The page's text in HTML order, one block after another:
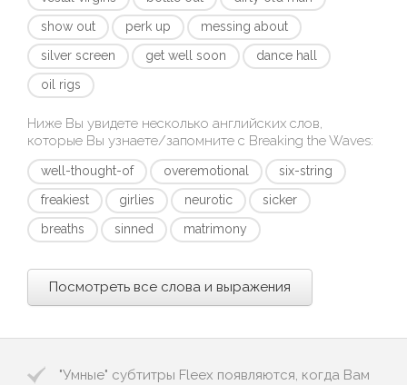
show out
perk up
messing about
silver screen
get well soon
dance hall
oil rigs
Ниже Вы увидете несколько английских слов,
которые Вы узнаете/запомните с Breaking the Waves:
well-thought-of overemotional
six-string
freakiest
girlies neurotic
sicker
breaths
sinned matrimony
Посмотреть все слова и выражения
"Умные" субтитры Fleex появляются, когда Вам